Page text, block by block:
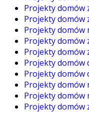
Projekty domów
Projekty domów
Projekty domów
Projekty domów
Projekty domów
Projekty domów
Projekty domów
Projekty domów
Projekty domów
Projekty domów